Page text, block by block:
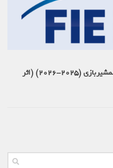
قوانین تکنیکی فدراسیون جهانی شمشیربازی (2025-2026) (اثر